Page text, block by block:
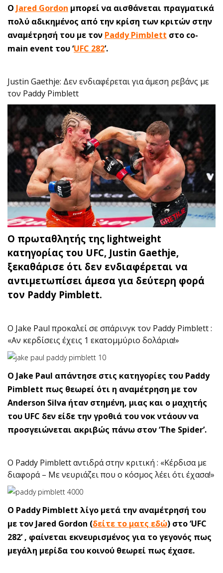
O Jared Gordon μπορεί να αισθάνεται πραγματικά
πολύ αδικημένος από την κρίση των κριτών στην
αναμέτρησή του με τον Paddy Pimblett στο co-
main event του ‘UFC 282’.
Justin Gaethje: Δεν ενδιαφέρεται για άμεση ρεβάνς με
τον Paddy Pimblett
Ο πρωταθλητής της lightweight
κατηγορίας του UFC, Justin Gaethje,
ξεκαθάρισε ότι δεν ενδιαφέρεται να
αντιμετωπίσει άμεσα για δεύτερη φορά
τον Paddy Pimblett.
O Jake Paul προκαλεί σε σπάρινγκ τον Paddy Pimblett :
«Αν κερδίσεις έχεις 1 εκατομμύριο δολάρια!»
Ο Jake Paul απάντησε στις κατηγορίες του Paddy
Pimblett πως θεωρεί ότι η αναμέτρηση με τον
Anderson Silva ήταν στημένη, μιας και ο μαχητής
του UFC δεν είδε την γροθιά του νοκ ντάουν να
προσγειώνεται ακριβώς πάνω στον ‘The Spider’.
O Paddy Pimblett αντιδρά στην κριτική : «Κέρδισα με
διαφορά – Με νευριάζει που ο κόσμος λέει ότι έχασα!»
O Paddy Pimblett λίγο μετά την αναμέτρησή του
με τον Jared Gordon (δείτε το ματς εδώ) στο ‘UFC
282’ , φαίνεται εκνευρισμένος για το γεγονός πως
μεγάλη μερίδα του κοινού θεωρεί πως έχασε.